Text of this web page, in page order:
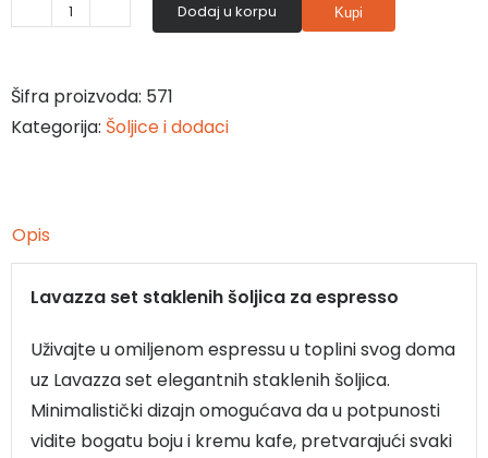
Lavazza
set
staklenih
количина
Dodaj u korpu Kupi
Šifra proizvoda: 571
Kategorija: Šoljice i dodaci
Opis
Lavazza set staklenih šoljica za espresso
Uživajte u omiljenom espressu u toplini svog doma
uz Lavazza set elegantnih staklenih šoljica.
Minimalistički dizajn omogućava da u potpunosti
vidite bogatu boju i kremu kafe, pretvarajući svaki